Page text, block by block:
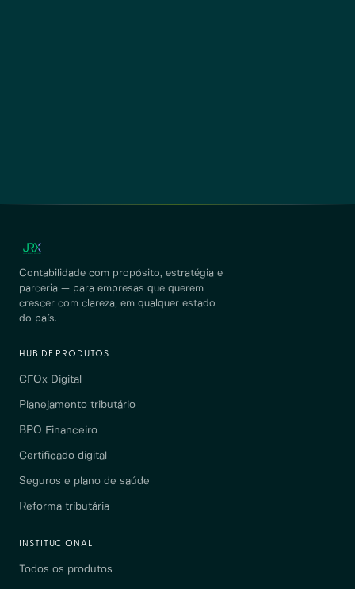
Contabilidade com propósito, estratégia e
parceria — para empresas que querem
crescer com clareza, em qualquer estado
do país.
HUB DE PRODUTOS
CFOx Digital
Planejamento tributário
BPO Financeiro
Certificado digital
Seguros e plano de saúde
Reforma tributária
INSTITUCIONAL
Todos os produtos